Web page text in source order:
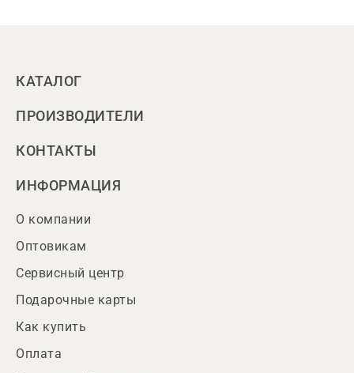
КАТАЛОГ
ПРОИЗВОДИТЕЛИ
КОНТАКТЫ
ИНФОРМАЦИЯ
О компании
Оптовикам
Сервисный центр
Подарочные карты
Как купить
Оплата